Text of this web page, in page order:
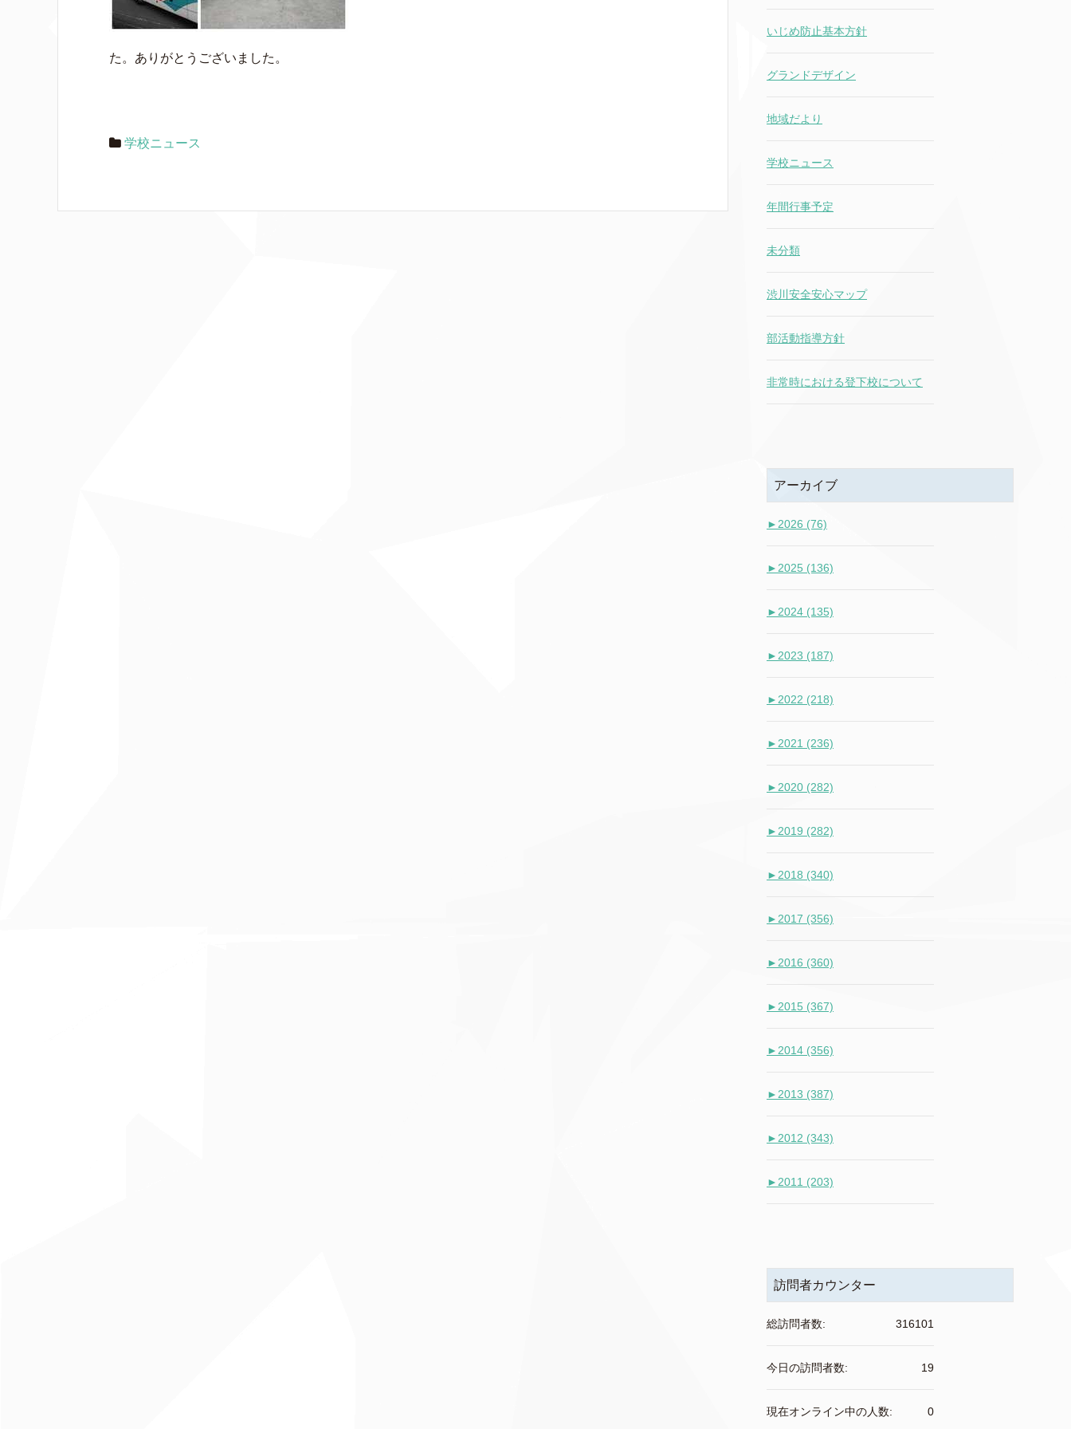
た。ありがとうございました。
学校ニュース
いじめ防止基本方針
グランドデザイン
地域だより
学校ニュース
年間行事予定
未分類
渋川安全安心マップ
部活動指導方針
非常時における登下校について
アーカイブ
► 2026 (76)
► 2025 (136)
► 2024 (135)
► 2023 (187)
► 2022 (218)
► 2021 (236)
► 2020 (282)
► 2019 (282)
► 2018 (340)
► 2017 (356)
► 2016 (360)
► 2015 (367)
► 2014 (356)
► 2013 (387)
► 2012 (343)
► 2011 (203)
訪問者カウンター
316101
総訪問者数:
19
今日の訪問者数:
0
現在オンライン中の人数: